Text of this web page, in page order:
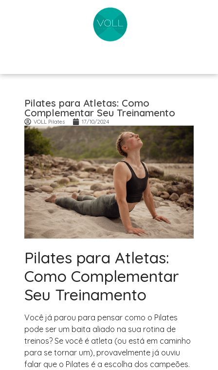
Pilates para Atletas: Como
Complementar Seu Treinamento
VOLL Pilates 17/10/2024
Pilates para Atletas:
Como Complementar
Seu Treinamento
Você já parou para pensar como o Pilates
pode ser um baita aliado na sua rotina de
treinos? Se você é atleta (ou está em caminho
para se tornar um), provavelmente já ouviu
falar que o Pilates é a escolha dos campeões.